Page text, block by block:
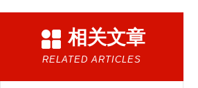
相关文章
RELATED ARTICLES